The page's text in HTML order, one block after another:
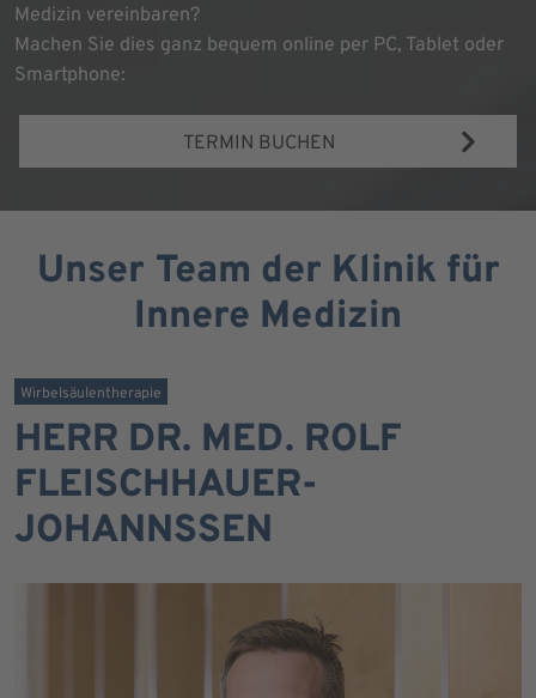
Medizin vereinbaren?
Machen Sie dies ganz bequem online per PC, Tablet oder
Smartphone:
TERMIN BUCHEN
Unser Team der Klinik für
Innere Medizin
Wirbelsäulentherapie
HERR DR. MED. ROLF
FLEISCHHAUER-
JOHANNSSEN